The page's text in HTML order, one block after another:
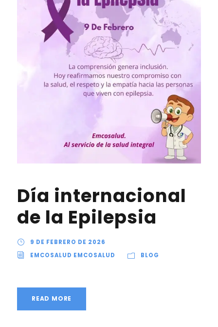
Día internacional
de la Epilepsia
9 DE FEBRERO DE 2026
EMCOSALUD EMCOSALUD
BLOG
READ MORE